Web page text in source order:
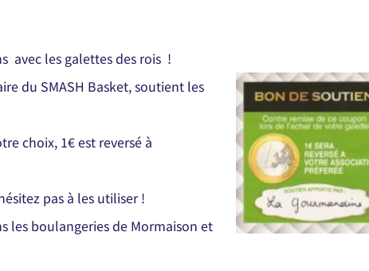
avec les galettes des rois !
du SMASH Basket, soutient les
choix, 1€ est reversé à
pas à les utiliser !
les boulangeries de Mormaison et